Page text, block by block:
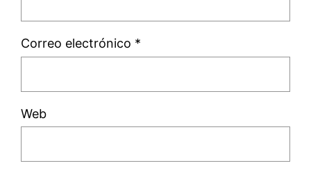
Correo electrónico *
Web